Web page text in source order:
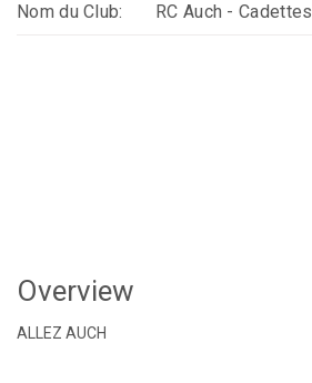
Nom du Club: RC Auch - Cadettes
Overview
ALLEZ AUCH